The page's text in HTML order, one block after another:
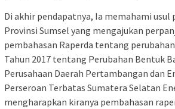
Di akhir pendapatnya, Ia memahami usul
Provinsi Sumsel yang mengajukan
pembahasan Raperda tentang
Tahun 2017 tentang Perubahan Bentuk
Perusahaan Daerah Pertambangan dan
Perseroan Terbatas Sumatera Selatan
mengharapkan kiranya pembahasan